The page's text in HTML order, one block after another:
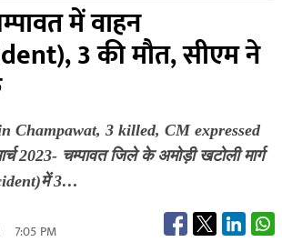
में वाहन
3 की मौत, सीएम ने
Champawat, 3 killed, CM expressed
2023- चम्पावत जिले के अमोड़ी खटोली मार्ग
3…
7:05 PM